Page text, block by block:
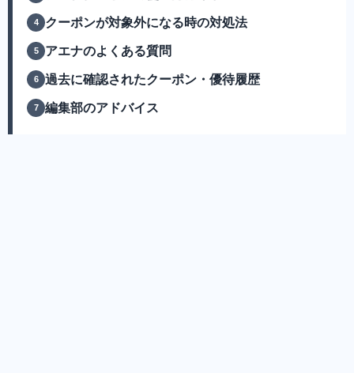
クーポンが対象外になる時の対処法
アエナのよくある質問
過去に確認されたクーポン・優待履歴
編集部のアドバイス